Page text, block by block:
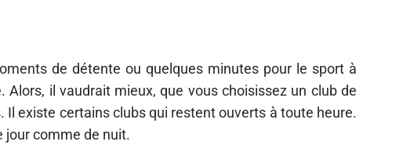
de détente ou quelques minutes pour le sport à
il vaudrait mieux, que vous choisissez un club de
Il existe certains clubs qui restent ouverts à toute heure.
jour comme de nuit.